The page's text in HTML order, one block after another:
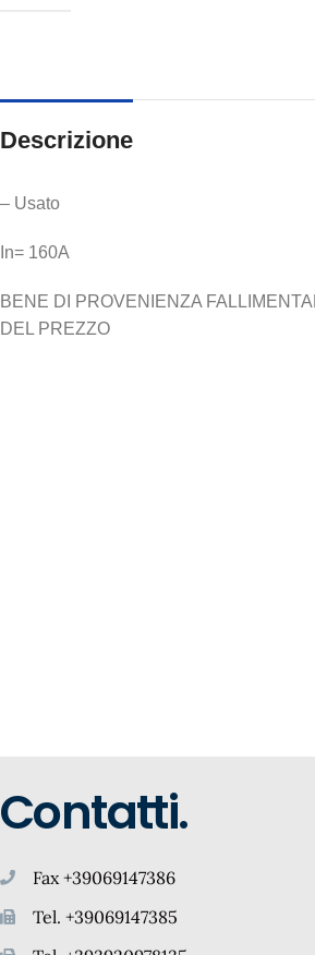
Descrizione
– Usato
In= 160A
BENE DI PROVENIENZA
DEL PREZZO
Contatti.
Fax +39069147386
Tel. +39069147385